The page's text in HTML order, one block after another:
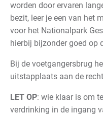
worden door ervaren
bezit, leer je een van het
voor het Nationalpark
hierbij bijzonder goed op
Bij de voetgangersbrug
uitstapplaats aan de
LET OP: wie klaar is om
verdrinking in de ingang